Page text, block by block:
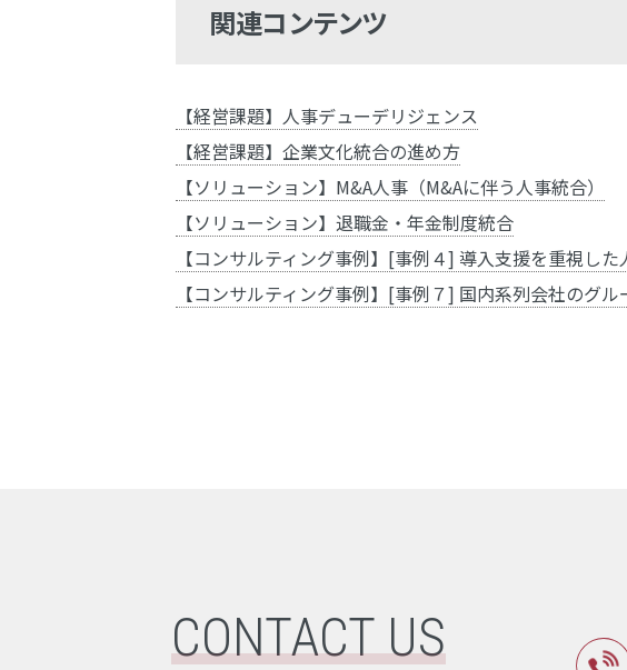
関連コンテンツ
【経営課題】人事デューデリジェンス
【経営課題】企業文化統合の進め方
【ソリューション】M&A人事（M&Aに伴う人事統合）
【ソリューション】退職金・年金制度統合
【コンサルティング事例】[事例４] 導入支援を重視し
【コンサルティング事例】[事例７] 国内系列会社のグ
CONTACT US